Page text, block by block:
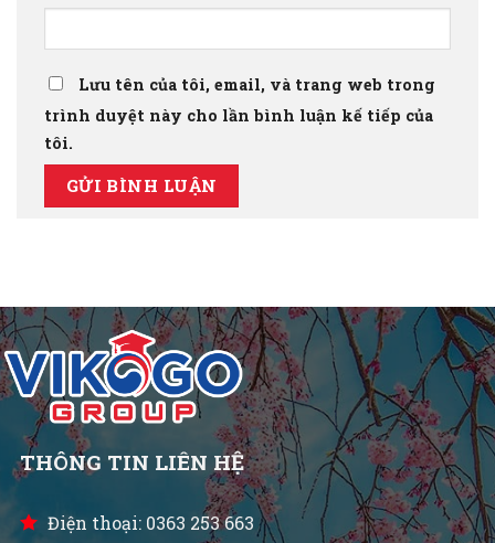
Lưu tên của tôi, email, và trang web trong
trình duyệt này cho lần bình luận kế tiếp của
tôi.
THÔNG TIN LIÊN HỆ
Điện thoại: 0363 253 663